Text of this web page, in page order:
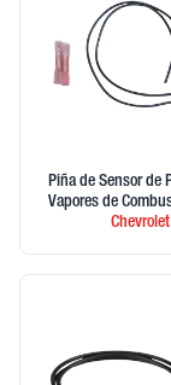
Piña de Sensor de
Vapores de
Chevrolet